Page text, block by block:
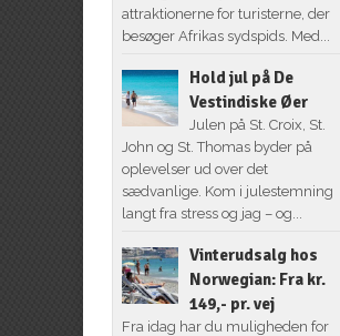
attraktionerne for turisterne, der
besøger Afrikas sydspids. Med...
Hold jul på De
Vestindiske Øer
Julen på St. Croix, St.
John og St. Thomas byder på
oplevelser ud over det
sædvanlige. Kom i julestemning
langt fra stress og jag – og...
Vinterudsalg hos
Norwegian: Fra kr.
149,- pr. vej
Fra idag har du muligheden for